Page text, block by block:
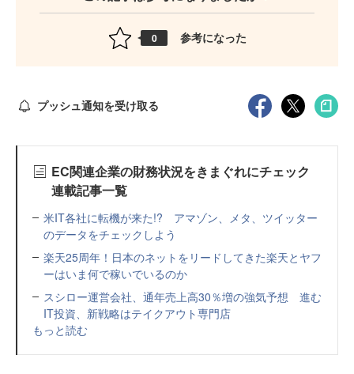
0 参考になった
プッシュ通知を受け取る
EC関連企業の財務状況をきまぐれにチェック
連載記事一覧
米IT各社に転機が来た!? アマゾン、メタ、ツイッター
のデータをチェックしよう
楽天25周年！日本のネットをリードしてきた楽天とヤフ
ーはいま何で稼いでいるのか
スシロー運営会社、通年売上高30％増の強気予想 進む
IT投資、新戦略はテイクアウト専門店
もっと読む